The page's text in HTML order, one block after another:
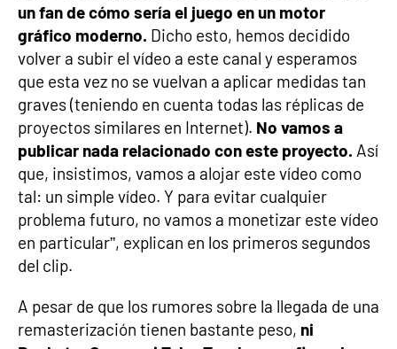
un fan de cómo sería el juego en un motor
gráfico moderno. Dicho esto, hemos decidido
volver a subir el vídeo a este canal y esperamos
que esta vez no se vuelvan a aplicar medidas tan
graves (teniendo en cuenta todas las réplicas de
proyectos similares en Internet). No vamos a
publicar nada relacionado con este proyecto. Así
que, insistimos, vamos a alojar este vídeo como
tal: un simple vídeo. Y para evitar cualquier
problema futuro, no vamos a monetizar este vídeo
en particular”, explican en los primeros segundos
del clip.
A pesar de que los rumores sobre la llegada de una
remasterización tienen bastante peso, ni